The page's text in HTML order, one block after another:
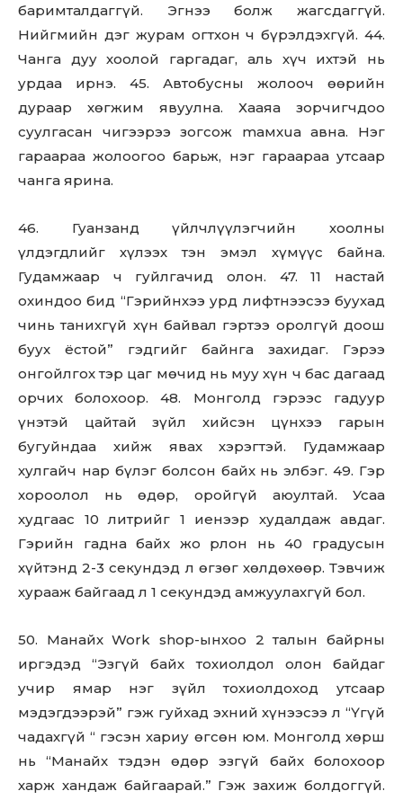
баримталдаггүй. Эгнээ болж жагсдаггүй.
Нийгмийн дэг журам огтхон ч бүрэлдэхгүй. 44.
Чанга дуу хоолой гаргадаг, аль хүч ихтэй нь
урдаа ирнэ. 45. Автобусны жолооч өөрийн
дураар хөгжим явуулна. Хааяа зорчигчдоо
суулгасан чигээрээ зогсож maмxua авна. Нэг
гараараа жолоогоо барьж, нэг гараараа утсаар
чанга ярина.
46. Гуанзанд үйлчлүүлэгчийн хоолны
үлдэгдлийг хүлээх тэн эмэл хүмүүс байна.
Гудамжаар ч гуйлгачид олон. 47. 11 настай
охиндоо бид “Гэрийнхээ урд лифтнээсээ буухад
чинь танихгүй хүн байвал гэртээ оролгүй доош
буух ёстой” гэдгийг байнга захидаг. Гэрээ
онгойлгох тэр цаг мөчид нь муу хүн ч бас дагаад
орчих болохоор. 48. Монголд гэрээс гадуур
үнэтэй цайтай зүйл хийсэн цүнхээ гарын
бугуйндаа хийж явах хэрэгтэй. Гудамжаар
хулгайч нар бүлэг болсон байх нь элбэг. 49. Гэр
хороолол нь өдөр, оройгүй аюултай. Усаа
худгаас 10 литрийг 1 иенээр худалдаж авдаг.
Гэрийн гадна байх жо рлон нь 40 градусын
хүйтэнд 2-3 секундэд л өгзөг хөлдөхөөр. Тэвчиж
хурааж байгаад л 1 секундэд амжуулахгүй бол.
50. Манайх Work shop-ынхоо 2 талын байрны
иргэдэд “Эзгүй байх тохиолдол олон байдаг
учир ямар нэг зүйл тохиолдоход утсаар
мэдэгдээрэй” гэж гуйхад эхний хүнээсээ л “Үгүй
чадахгүй “ гэсэн хариу өгсөн юм. Монголд хөрш
нь “Манайх тэдэн өдөр эзгүй байх болохоор
харж хандаж байгаарай.” Гэж захиж болдоггүй.